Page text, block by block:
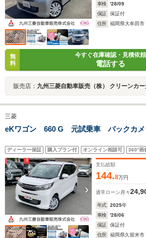
車検
'28/09
保証
保証付
住所
福岡県大牟田市
無
料
今すぐ在庫確認・見積依頼
電話する
販売店： 九州三菱自動車販売（株） クリーンカー
三菱
eKワゴン 660 G 元試乗車 バックカメ
ディーラー保証 購入プラン付 オンライン相談可 360°画
支払総額
144.8万円
通常ローン 月々
年式 2025年
車検
'28/06
保証
保証付
住所
福岡県久留米市